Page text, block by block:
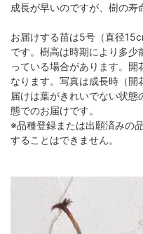
成長が早いのですが、樹の寿
お届けする苗は5号（直径
です。樹高は時期により多
っている場合があります。
なります。写真は成長時（
届けは葉がきれいでない状
態でのお届けです。
※品種登録または出願済みの
することはできません。